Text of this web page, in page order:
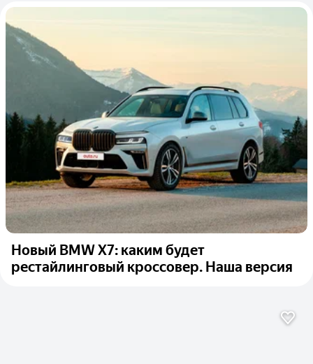
Новый BMW X7: каким будет
рестайлинговый кроссовер. Наша версия